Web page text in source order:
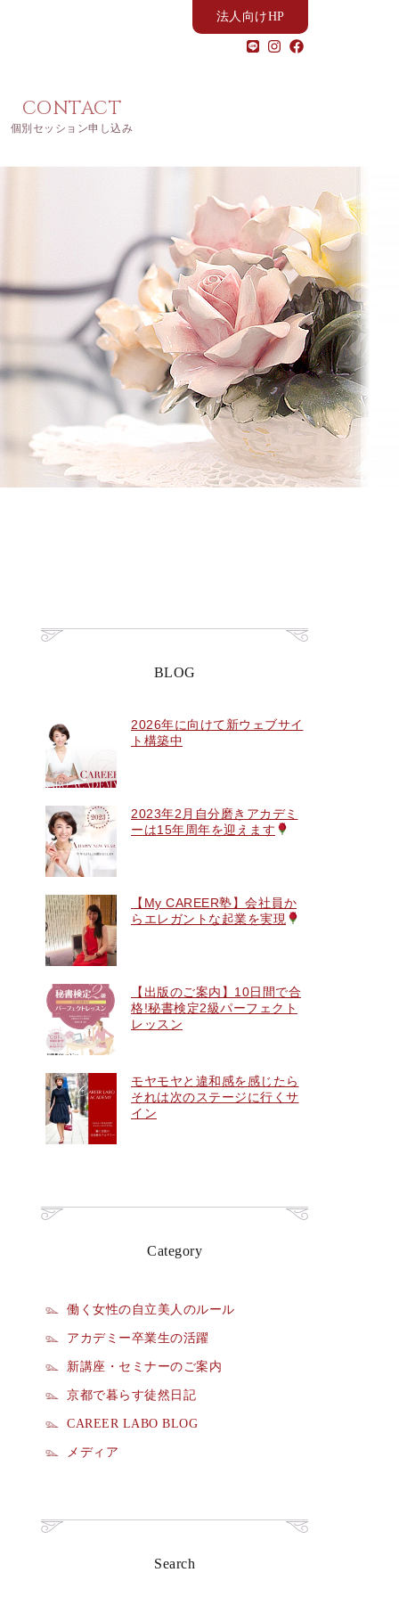
法人向けHP
CONTACT
個別セッション申し込み
BLOG
2026年に向けて新ウェブサイ
ト構築中
2023年2月自分磨きアカデミ
ーは15年周年を迎えます
【My CAREER塾】会社員か
らエレガントな起業を実現
【出版のご案内】10日間で合
格!秘書検定2級パーフェクト
レッスン
モヤモヤと違和感を感じたら
それは次のステージに行くサ
イン
Category
働く女性の自立美人のルール
アカデミー卒業生の活躍
新講座・セミナーのご案内
京都で暮らす徒然日記
CAREER LABO BLOG
メディア
Search